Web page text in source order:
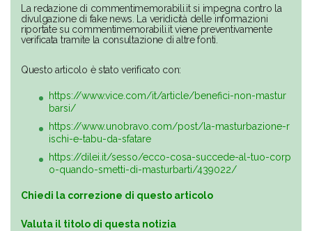
La redazione di commentimemorabili.it si impegna contro la
divulgazione di fake news. La veridicità delle informazioni
riportate su commentimemorabili.it viene preventivamente
verificata tramite la consultazione di altre fonti.
Questo articolo è stato verificato con:
https://www.vice.com/it/article/benefici-non-mastur
barsi/
https://www.unobravo.com/post/la-masturbazione-r
ischi-e-tabu-da-sfatare
https://dilei.it/sesso/ecco-cosa-succede-al-tuo-corp
o-quando-smetti-di-masturbarti/439022/
Chiedi la correzione di questo articolo
Valuta il titolo di questa notizia